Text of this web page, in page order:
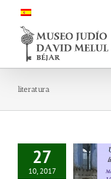
contenido
literatura
27
10, 2017